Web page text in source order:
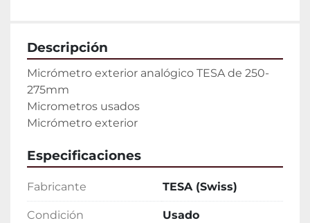
Descripción
Micrómetro exterior analógico TESA de 250-
275mm
Micrometros usados
Micrómetro exterior
Especificaciones
Fabricante TESA (Swiss)
Condición Usado